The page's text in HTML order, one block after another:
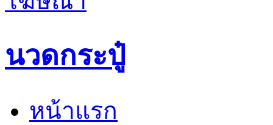
นวดกระปู๋
หน้าแรก